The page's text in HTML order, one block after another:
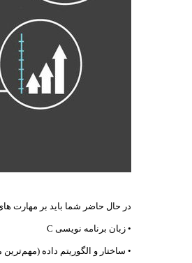
در حال حاضر شما باید بر مهارت
• زبان برنامه نویسی C
• ساختار و الگوریتم داده (مهم‌ترین